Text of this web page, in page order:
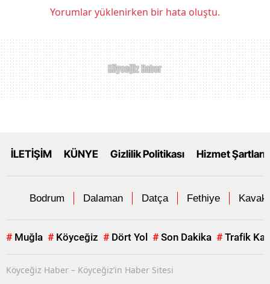
Yorumlar yüklenirken bir hata oluştu.
İLETİŞİM KÜNYE Gizlilik Politikası Hizmet Şartları
Bodrum Dalaman Datça Fethiye
# Muğla # Köyceğiz # Dört Yol # Son Dakika # Trafik
Köyceğiz Haber – Köyceğiz’in Haber Sitesi